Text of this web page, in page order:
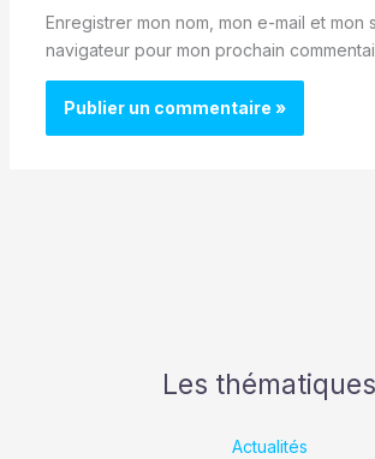
Enregistrer mon nom, mon e-mail et mon
navigateur pour mon prochain
Les thématiques
Actualités